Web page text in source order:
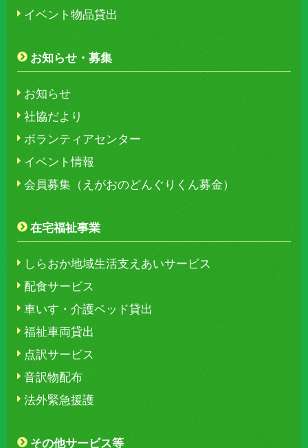
イベント物品貸出
お知らせ・募集
お知らせ
社協だより
ボランティアセンター
イベント情報
会員募集（えがおのどんぐりくん募金）
在宅福祉事業
しらおか地域生活支えあいサービス
配食サービス
車いす・介護ベッド貸出
福祉車両貸出
点訳サービス
音訳物配布
法外緊急援護
その他サービス等